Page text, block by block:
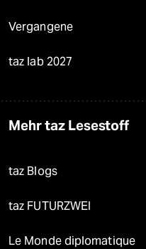
Vergangene
taz lab 2027
Mehr taz Lesestoff
taz Blogs
taz FUTURZWEI
Le Monde diplomatique